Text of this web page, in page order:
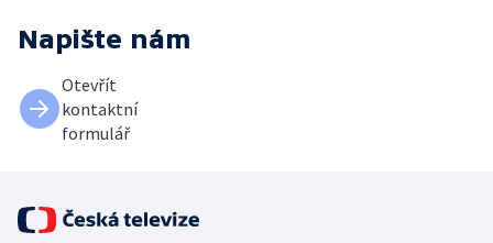
Napište nám
Otevřít
kontaktní
formulář